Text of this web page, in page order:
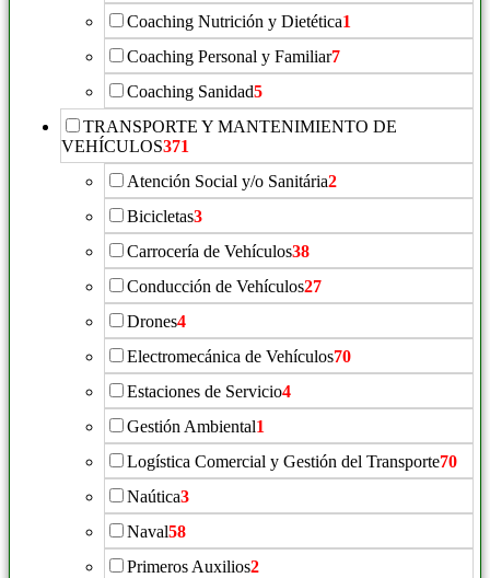
Coaching Nutrición y Dietética1
Coaching Personal y Familiar7
Coaching Sanidad5
TRANSPORTE Y MANTENIMIENTO DE
VEHÍCULOS371
Atención Social y/o Sanitária2
Bicicletas3
Carrocería de Vehículos38
Conducción de Vehículos27
Drones4
Electromecánica de Vehículos70
Estaciones de Servicio4
Gestión Ambiental1
Logística Comercial y Gestión del Transporte70
Naútica3
Naval58
Primeros Auxilios2